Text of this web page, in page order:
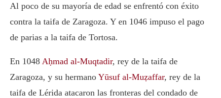
Al poco de su mayoría de edad se enfrentó con éxito
contra la taifa de Zaragoza. Y en 1046 impuso el pago
de parias a la taifa de Tortosa.
En 1048 Aḥmad al-Muqtadir, rey de la taifa de
Zaragoza, y su hermano Yūsuf al-Muẓaffar, rey de la
taifa de Lérida atacaron las fronteras del condado de